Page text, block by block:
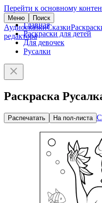
Перейти к основному
Меню Поиск
АудиосказкиСказки
редактора
Главная
Раскраски для детей
Для девочек
Русалки
Раскраска
Распечатать На пол-листа